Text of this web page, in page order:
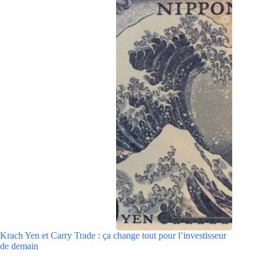
Krach Yen et Carry Trade : ça change tout pour l’investisseur
de demain